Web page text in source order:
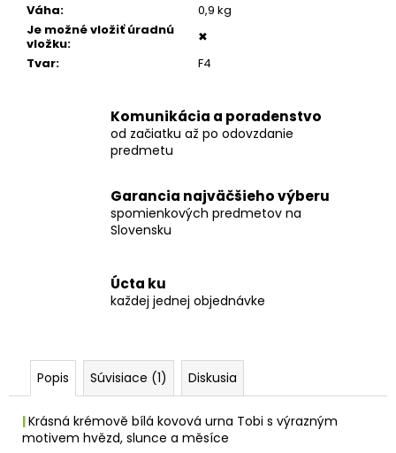
Váha:
0,9 kg
Je možné vložiť úradnú
vložku:
✖
Tvar: F4
Komunikácia a poradenstvo
od začiatku až po odovzdanie
predmetu
Garancia najväčšieho výberu
spomienkových predmetov na
Slovensku
Úcta ku
každej jednej objednávke
Popis Súvisiace (1) Diskusia
|Krásná krémově bílá kovová urna Tobi s výrazným
motivem hvězd, slunce a měsíce
PÁNSKY
COGNAC
NÁRAMOK,
BRÚSENÁ